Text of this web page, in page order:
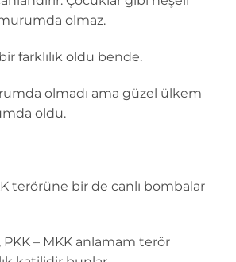
olmaz.
farklılık oldu bende.
olmadı ama güzel ülkem
oldu.
terörüne bir de canlı bombalar
PKK – MKK anlamam terör